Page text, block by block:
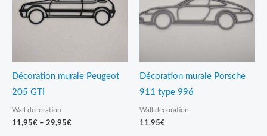
Décoration murale Peugeot
205 GTI
Wall decoration
11,95€ – 29,95€
Décoration murale Porsche
911 type 996
Wall decoration
11,95€